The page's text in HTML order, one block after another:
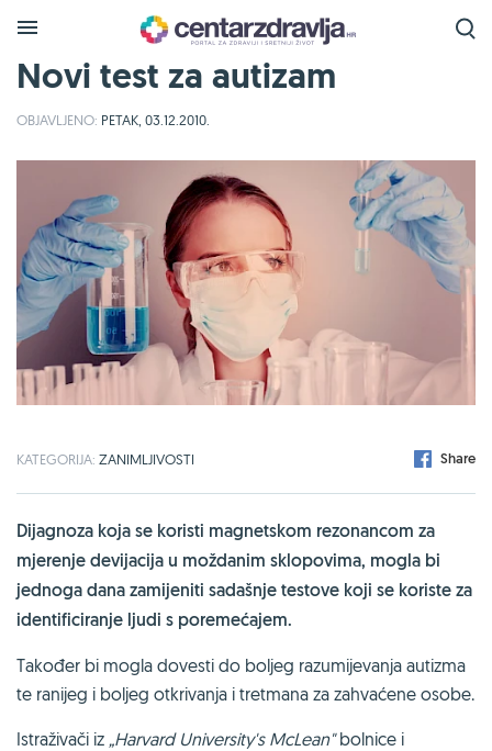
Novi test za autizam
OBJAVLJENO: PETAK, 03.12.2010.
KATEGORIJA: ZANIMLJIVOSTI Share
Dijagnoza koja se koristi magnetskom rezonancom za
mjerenje devijacija u moždanim sklopovima, mogla bi
jednoga dana zamijeniti sadašnje testove koji se koriste za
identificiranje ljudi s poremećajem.
Također bi mogla dovesti do boljeg razumijevanja autizma
te ranijeg i boljeg otkrivanja i tretmana za zahvaćene osobe.
Istraživači iz „Harvard University's McLean"bolnice i